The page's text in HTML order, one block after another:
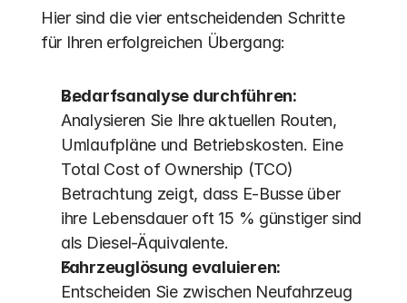
Hier sind die vier entscheidenden Schritte
für Ihren erfolgreichen Übergang:
Bedarfsanalyse durchführen:
Analysieren Sie Ihre aktuellen Routen,
Umlaufpläne und Betriebskosten. Eine
Total Cost of Ownership (TCO)
Betrachtung zeigt, dass E-Busse über
ihre Lebensdauer oft 15 % günstiger sind
als Diesel-Äquivalente.
Fahrzeuglösung evaluieren:
Entscheiden Sie zwischen Neufahrzeug